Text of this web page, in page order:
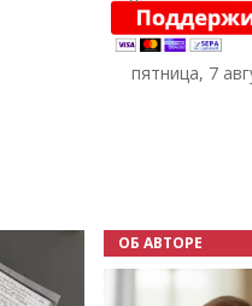
пятница, 7
ОБ АВТОРЕ